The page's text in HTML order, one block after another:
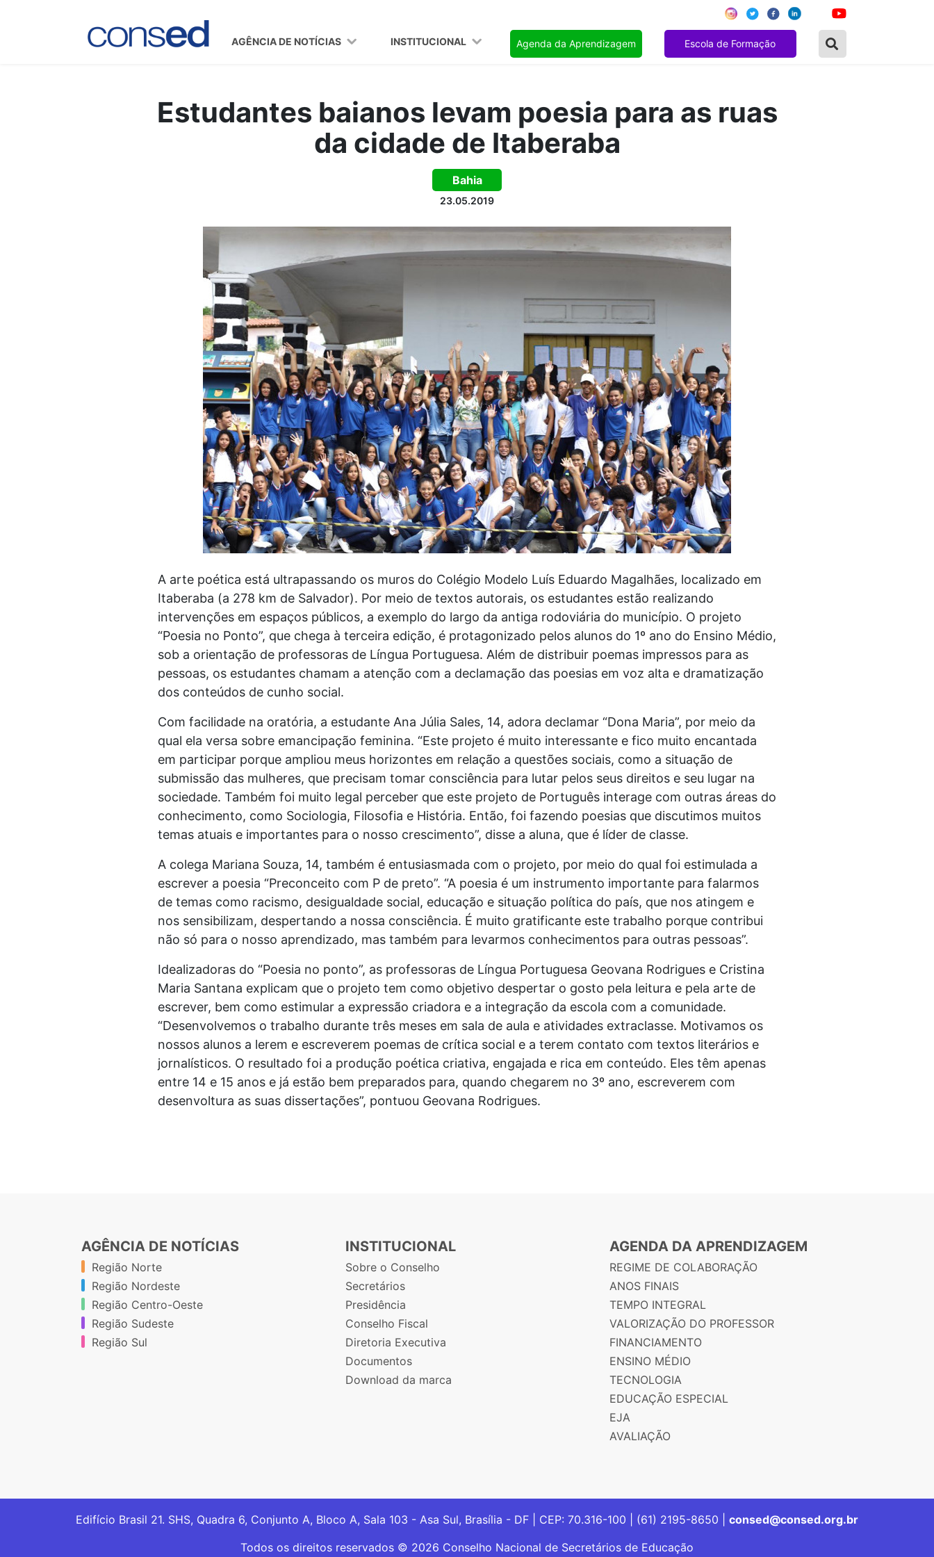
AGÊNCIA DE NOTÍCIAS INSTITUCIONAL Agenda da Aprendizagem Escola de Formação
Estudantes baianos levam poesia para as ruas
da cidade de Itaberaba
Bahia
23.05.2019
A arte poética está ultrapassando os muros do Colégio Modelo Luís Eduardo Magalhães, localizado em
Itaberaba (a 278 km de Salvador). Por meio de textos autorais, os estudantes estão realizando
intervenções em espaços públicos, a exemplo do largo da antiga rodoviária do município. O projeto
“Poesia no Ponto”, que chega à terceira edição, é protagonizado pelos alunos do 1º ano do Ensino Médio,
sob a orientação de professoras de Língua Portuguesa. Além de distribuir poemas impressos para as
pessoas, os estudantes chamam a atenção com a declamação das poesias em voz alta e dramatização
dos conteúdos de cunho social.
Com facilidade na oratória, a estudante Ana Júlia Sales, 14, adora declamar “Dona Maria”, por meio da
qual ela versa sobre emancipação feminina. “Este projeto é muito interessante e fico muito encantada
em participar porque ampliou meus horizontes em relação a questões sociais, como a situação de
submissão das mulheres, que precisam tomar consciência para lutar pelos seus direitos e seu lugar na
sociedade. Também foi muito legal perceber que este projeto de Português interage com outras áreas do
conhecimento, como Sociologia, Filosofia e História. Então, foi fazendo poesias que discutimos muitos
temas atuais e importantes para o nosso crescimento”, disse a aluna, que é líder de classe.
A colega Mariana Souza, 14, também é entusiasmada com o projeto, por meio do qual foi estimulada a
escrever a poesia “Preconceito com P de preto”. “A poesia é um instrumento importante para falarmos
de temas como racismo, desigualdade social, educação e situação política do país, que nos atingem e
nos sensibilizam, despertando a nossa consciência. É muito gratificante este trabalho porque contribui
não só para o nosso aprendizado, mas também para levarmos conhecimentos para outras pessoas”.
Idealizadoras do “Poesia no ponto”, as professoras de Língua Portuguesa Geovana Rodrigues e Cristina
Maria Santana explicam que o projeto tem como objetivo despertar o gosto pela leitura e pela arte de
escrever, bem como estimular a expressão criadora e a integração da escola com a comunidade.
“Desenvolvemos o trabalho durante três meses em sala de aula e atividades extraclasse. Motivamos os
nossos alunos a lerem e escreverem poemas de crítica social e a terem contato com textos literários e
jornalísticos. O resultado foi a produção poética criativa, engajada e rica em conteúdo. Eles têm apenas
entre 14 e 15 anos e já estão bem preparados para, quando chegarem no 3º ano, escreverem com
desenvoltura as suas dissertações”, pontuou Geovana Rodrigues.
AGÊNCIA DE NOTÍCIAS
Região Norte
Região Nordeste
Região Centro-Oeste
Região Sudeste
Região Sul
INSTITUCIONAL
Sobre o Conselho
Secretários
Presidência
Conselho Fiscal
Diretoria Executiva
Documentos
Download da marca
AGENDA DA APRENDIZAGEM
REGIME DE COLABORAÇÃO
ANOS FINAIS
TEMPO INTEGRAL
VALORIZAÇÃO DO PROFESSOR
FINANCIAMENTO
ENSINO MÉDIO
TECNOLOGIA
EDUCAÇÃO ESPECIAL
EJA
AVALIAÇÃO
Edifício Brasil 21. SHS, Quadra 6, Conjunto A, Bloco A, Sala 103 - Asa Sul, Brasília - DF | CEP: 70.316-100 | (61) 2195-8650 | consed@consed.org.br
Todos os direitos reservados © 2026 Conselho Nacional de Secretários de Educação